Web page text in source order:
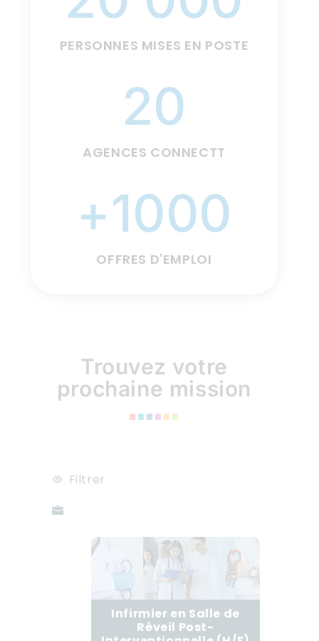
PERSONNES MISES EN POSTE
20
AGENCES CONNECTT
+1000
OFFRES D'EMPLOI
Trouvez votre
prochaine mission
Filtrer
Infirmier en Salle de
Réveil Post-